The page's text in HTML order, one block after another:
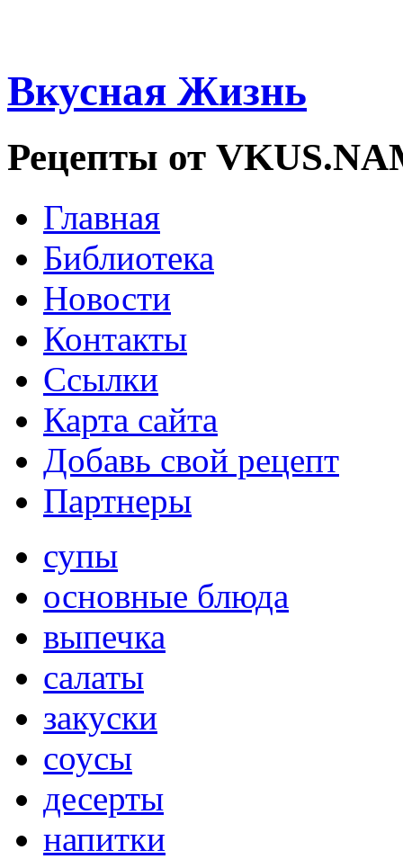
Вкусная Жизнь
Рецепты от
Главная
Библиотека
Новости
Контакты
Ссылки
Карта сайта
Добавь свой рецепт
Партнеры
супы
основные блюда
выпечка
салаты
закуски
соусы
десерты
напитки